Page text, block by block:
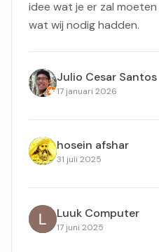
idee wat je er zal
wat wij nodig hadden.
Julio Cesar Santos
17 januari 2026
hosein afshar
31 juli 2025
Luuk Computer
17 juni 2025